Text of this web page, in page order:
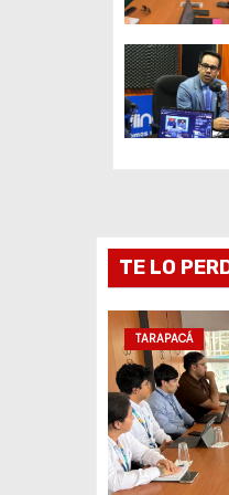
c
i
ó
e
e
n
t
r
TE LO
TARAPACÁ